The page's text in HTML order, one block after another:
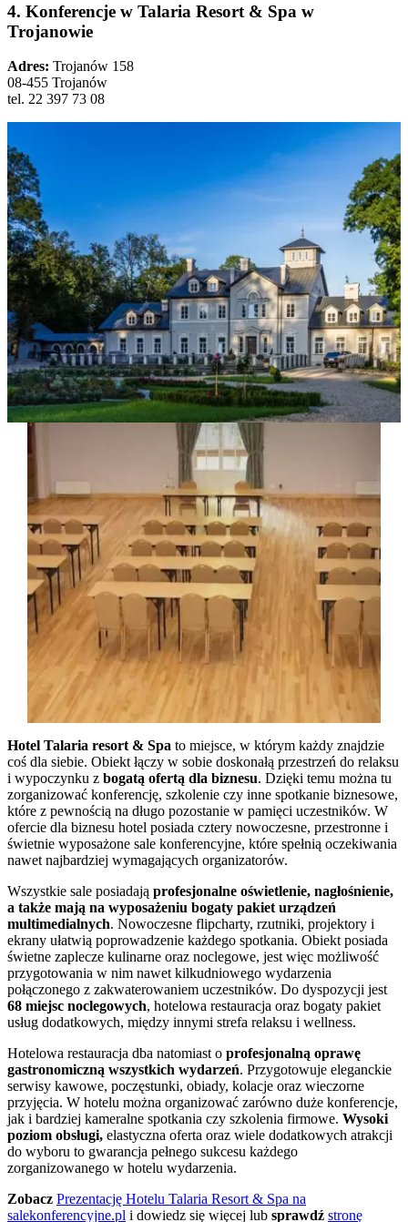
4. Konferencje w Talaria Resort & Spa w
Trojanowie
Adres: Trojanów 158
08-455 Trojanów
tel. 22 397 73 08
Hotel Talaria resort & Spa to miejsce, w którym każdy znajdzie
coś dla siebie. Obiekt łączy w sobie doskonałą przestrzeń do relaksu
i wypoczynku z bogatą ofertą dla biznesu. Dzięki temu można tu
zorganizować konferencję, szkolenie czy inne spotkanie biznesowe,
które z pewnością na długo pozostanie w pamięci uczestników. W
ofercie dla biznesu hotel posiada cztery nowoczesne, przestronne i
świetnie wyposażone sale konferencyjne, które spełnią oczekiwania
nawet najbardziej wymagających organizatorów.
Wszystkie sale posiadają profesjonalne oświetlenie, nagłośnienie,
a także mają na wyposażeniu bogaty pakiet urządzeń
multimedialnych. Nowoczesne flipcharty, rzutniki, projektory i
ekrany ułatwią poprowadzenie każdego spotkania. Obiekt posiada
świetne zaplecze kulinarne oraz noclegowe, jest więc możliwość
przygotowania w nim nawet kilkudniowego wydarzenia
połączonego z zakwaterowaniem uczestników. Do dyspozycji jest
68 miejsc noclegowych, hotelowa restauracja oraz bogaty pakiet
usług dodatkowych, między innymi strefa relaksu i wellness.
Hotelowa restauracja dba natomiast o profesjonalną oprawę
gastronomiczną wszystkich wydarzeń. Przygotowuje eleganckie
serwisy kawowe, poczęstunki, obiady, kolacje oraz wieczorne
przyjęcia. W hotelu można organizować zarówno duże konferencje,
jak i bardziej kameralne spotkania czy szkolenia firmowe. Wysoki
poziom obsługi, elastyczna oferta oraz wiele dodatkowych atrakcji
do wyboru to gwarancja pełnego sukcesu każdego
zorganizowanego w hotelu wydarzenia.
Zobacz Prezentację Hotelu Talaria Resort & Spa na
salekonferencyjne.pl i dowiedz się więcej lub sprawdź stronę